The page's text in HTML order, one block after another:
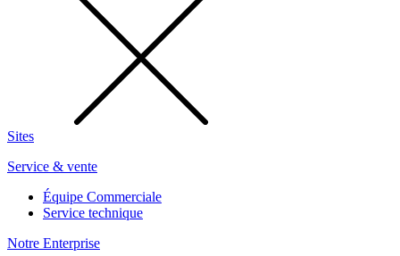
Sites
Service & vente
Équipe Commerciale
Service technique
Notre Enterprise